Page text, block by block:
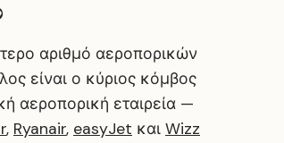
αριθμό αεροπορικών
είναι ο κύριος κόμβος
αεροπορική εταιρεία —
, Ryanair, easyJet και Wizz